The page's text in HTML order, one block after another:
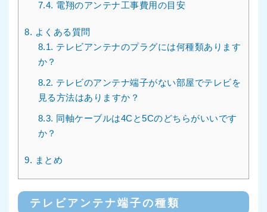
7.4. 電翔のアンテナ工事費用の目安
8. よくある質問
8.1. テレビアンテナのプラグには何種類あります
か？
8.2. テレビのアンテナ端子がない部屋でテレビを
見る方法はありますか？
8.3. 同軸ケーブルは4Cと5Cのどちらがいいです
か？
9. まとめ
テレビアンテナ端子の種類